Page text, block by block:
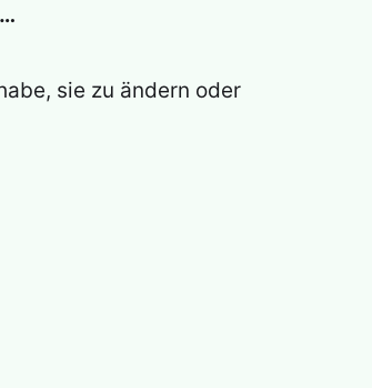
sie zu ändern oder